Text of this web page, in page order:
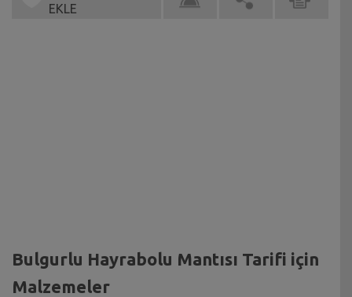
EKLE
Bulgurlu Hayrabolu Mantısı Tarifi için
Malzemeler